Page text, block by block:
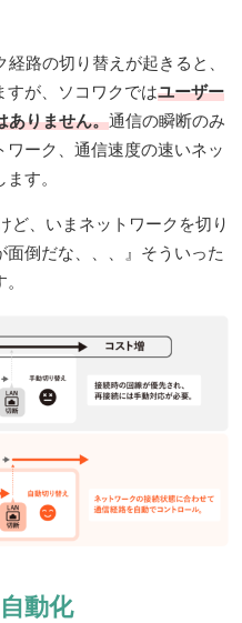
路の切り替えが起きると、
すが、ソコワクではユーザー
ありません。通信の瞬断のみ
ーク、通信速度の速いネッ
す。
ど、いまネットワークを切り
倒だな、、、』そういった
動化